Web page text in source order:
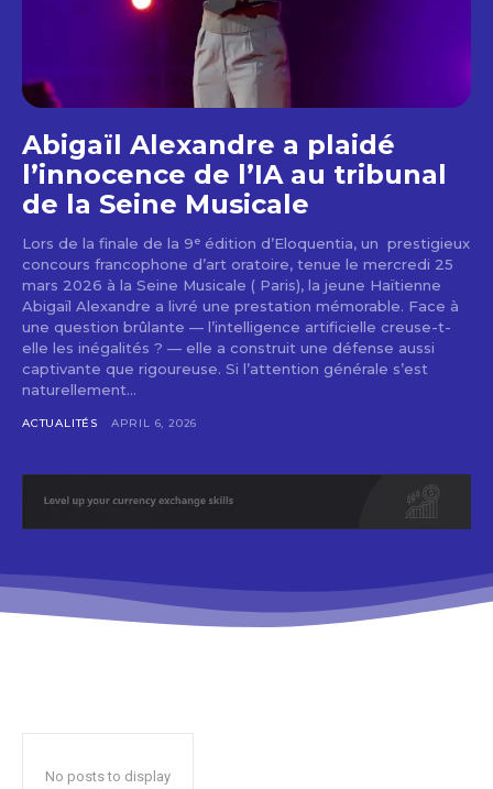
Abigaïl Alexandre a plaidé
l’innocence de l’IA au tribunal
de la Seine Musicale
Lors de la finale de la 9ᵉ édition d’Eloquentia, un prestigieux
concours francophone d’art oratoire, tenue le mercredi 25
mars 2026 à la Seine Musicale ( Paris), la jeune Haïtienne
Abigaïl Alexandre a livré une prestation mémorable. Face à
une question brûlante — l’intelligence artificielle creuse-t-
elle les inégalités ? — elle a construit une défense aussi
captivante que rigoureuse. Si l’attention générale s’est
naturellement...
ACTUALITÉS APRIL 6, 2026
No posts to display